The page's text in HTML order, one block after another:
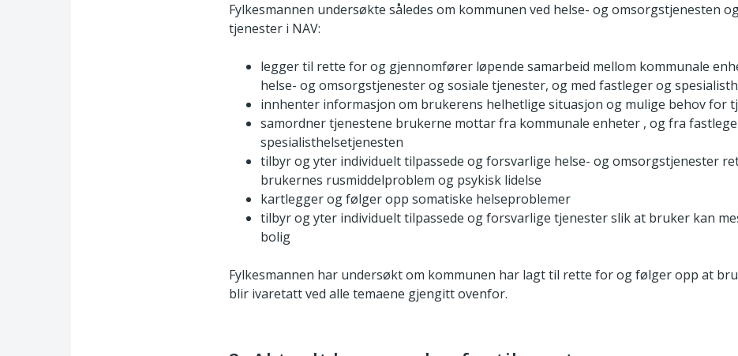
Fylkesmannen undersøkte således om kommunen ved helse- og omsorgstjenesten
tjenester i NAV:
legger til rette for og gjennomfører løpende samarbeid mellom kommunale
helse- og omsorgstjenester og sosiale tjenester, og med fastleger og
innhenter informasjon om brukerens helhetlige situasjon og mulige behov for
samordner tjenestene brukerne mottar fra kommunale enheter , og fra
spesialisthelsetjenesten
tilbyr og yter individuelt tilpassede og forsvarlige helse- og omsorgstjenester
brukernes rusmiddelproblem og psykisk lidelse
kartlegger og følger opp somatiske helseproblemer
tilbyr og yter individuelt tilpassede og forsvarlige tjenester slik at bruker kan
bolig
Fylkesmannen har undersøkt om kommunen har lagt til rette for og følger opp at
blir ivaretatt ved alle temaene gjengitt ovenfor.